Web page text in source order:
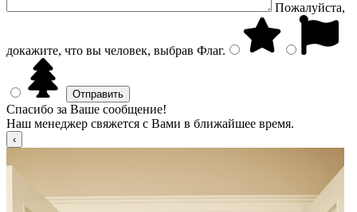
Пожалуйста,
докажите, что вы человек, выбрав Флаг.
Спасибо за Ваше сообщение!
Наш менеджер свяжется с Вами в ближайшее время.